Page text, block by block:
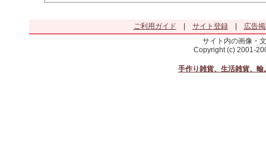
ご利用ガイド サイト登録|
広告
サイト内の画像・
Copyright (c) 2001-
手作り雑貨、生活雑貨、